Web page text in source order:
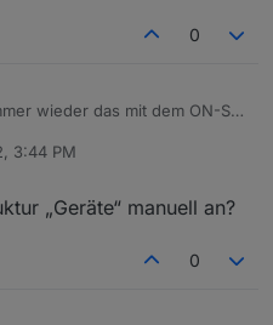
0
wieder das mit dem ON-Set
vielleicht beschäftige ich mich
3:44 PM
„Geräte“ manuell an?
0